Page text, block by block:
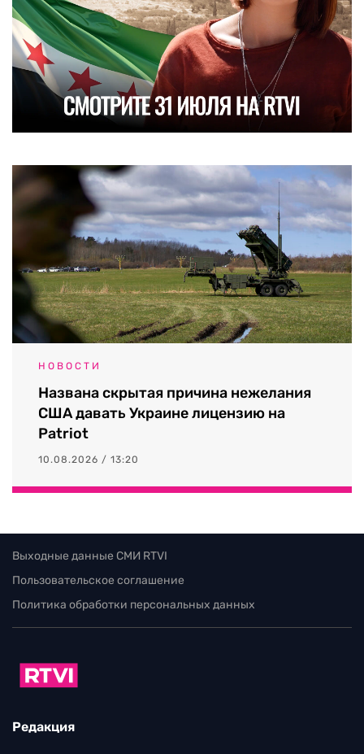
НОВОСТИ
Названа скрытая причина нежелания
США давать Украине лицензию на
Patriot
10.08.2026 / 13:20
Выходные данные СМИ RTVI
Пользовательское соглашение
Политика обработки персональных данных
Редакция